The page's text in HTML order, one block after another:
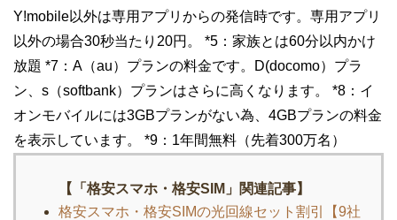
Y!mobile以外は専用アプリからの発信時です。専用アプリ
以外の場合30秒当たり20円。 *5：家族とは60分以内かけ
放題 *7：A（au）プランの料金です。D(docomo）プラ
ン、s（softbank）プランはさらに高くなります。 *8：イ
オンモバイルには3GBプランがない為、4GBプランの料金
を表示しています。 *9：1年間無料（先着300万名）
【「格安スマホ・格安SIM」関連記事】
格安スマホ・格安SIMの光回線セット割引【9社